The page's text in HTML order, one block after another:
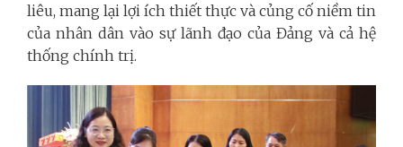
liêu, mang lại lợi ích thiết thực và củng cố niềm tin
của nhân dân vào sự lãnh đạo của Đảng và cả hệ
thống chính trị.